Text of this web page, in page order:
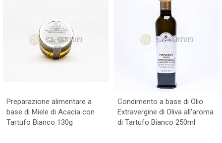
Preparazione alimentare a
base di Miele di Acacia con
Tartufo Bianco 130g
Condimento a base di Olio
Extravergine di Oliva all'aroma
di Tartufo Bianco 250ml